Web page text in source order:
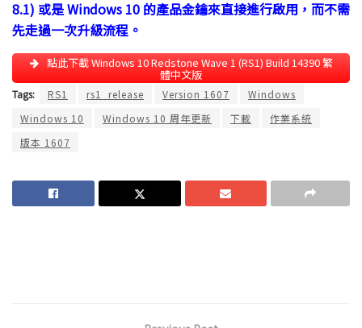
8.1) 或是 Windows 10 的產品金鑰來直接進行啟用，而不需
先走過一次升級流程。
點此下載 Windows 10 Redstone Wave 1 (RS1) Build 14390 繁
體中文版
Tags: RS1 rs1_release Version 1607
Windows
Windows 10
Windows 10 周年更新 下載
作業系統
版本 1607